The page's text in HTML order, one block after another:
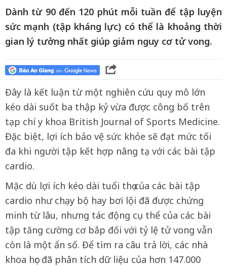
Dành từ 90 đến 120 phút mỗi tuần để tập luyện
sức mạnh (tập kháng lực) có thể là khoảng thời
gian lý tưởng nhất giúp giảm nguy cơ tử vong.
Đây là kết luận từ một nghiên cứu quy mô lớn
kéo dài suốt ba thập kỷ vừa được công bố trên
tạp chí y khoa British Journal of Sports Medicine.
Đặc biệt, lợi ích bảo vệ sức khỏe sẽ đạt mức tối
đa khi người tập kết hợp nâng tạ với các bài tập
cardio.
Mặc dù lợi ích kéo dài tuổi thọ của các bài tập
cardio như chạy bộ hay bơi lội đã được chứng
minh từ lâu, nhưng tác động cụ thể của các bài
tập tăng cường cơ bắp đối với tỷ lệ tử vong vẫn
còn là một ẩn số. Để tìm ra câu trả lời, các nhà
khoa học đã phân tích dữ liệu của hơn 147.000